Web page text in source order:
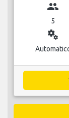
group
5
miscellaneous_services